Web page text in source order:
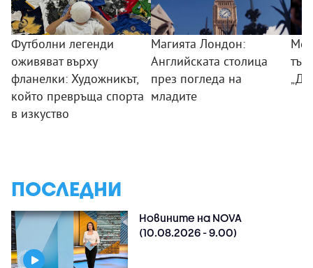
Футболни легенди
оживяват върху
фланелки: Художникът,
който превръща спорта
в изкуство
Магията Лондон:
Английската столица
през погледа на
младите
ПОСЛЕДНИ
Новините на NOVA
(10.08.2026 - 9.00)